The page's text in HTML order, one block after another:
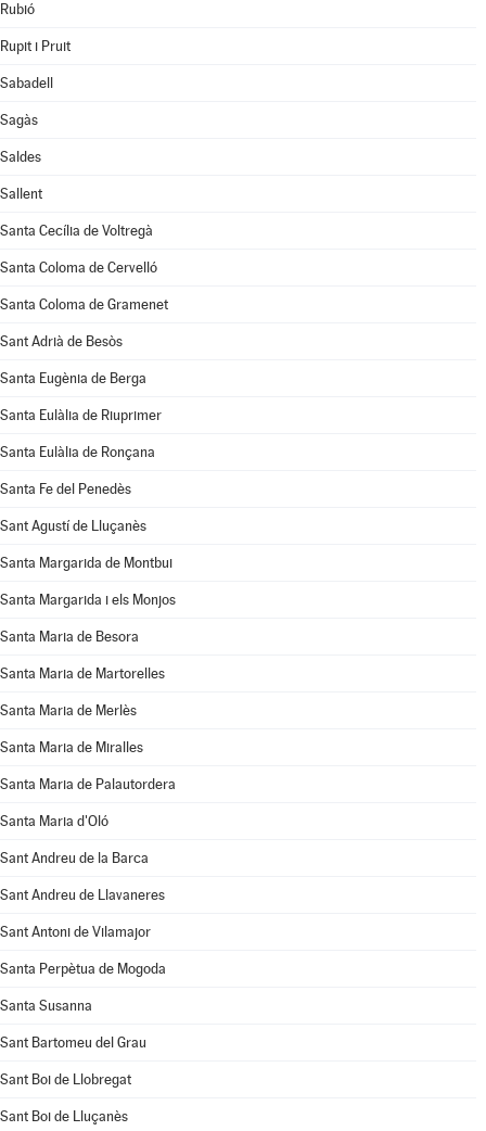
Rubió
Rupit i Pruit
Sabadell
Sagàs
Saldes
Sallent
Santa Cecília de Voltregà
Santa Coloma de Cervelló
Santa Coloma de Gramenet
Sant Adrià de Besòs
Santa Eugènia de Berga
Santa Eulàlia de Riuprimer
Santa Eulàlia de Ronçana
Santa Fe del Penedès
Sant Agustí de Lluçanès
Santa Margarida de Montbui
Santa Margarida i els Monjos
Santa Maria de Besora
Santa Maria de Martorelles
Santa Maria de Merlès
Santa Maria de Miralles
Santa Maria de Palautordera
Santa Maria d'Oló
Sant Andreu de la Barca
Sant Andreu de Llavaneres
Sant Antoni de Vilamajor
Santa Perpètua de Mogoda
Santa Susanna
Sant Bartomeu del Grau
Sant Boi de Llobregat
Sant Boi de Lluçanès